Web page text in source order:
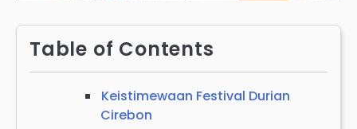
Table of Contents
Keistimewaan Festival Durian
Cirebon